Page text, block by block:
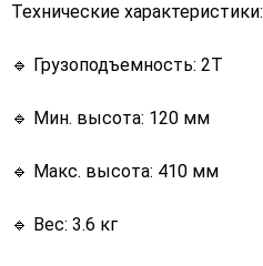
Технические характеристики:
🔹 Грузоподъемность: 2Т
🔹 Мин. высота: 120 мм
🔹 Макс. высота: 410 мм
🔹 Вес: 3.6 кг